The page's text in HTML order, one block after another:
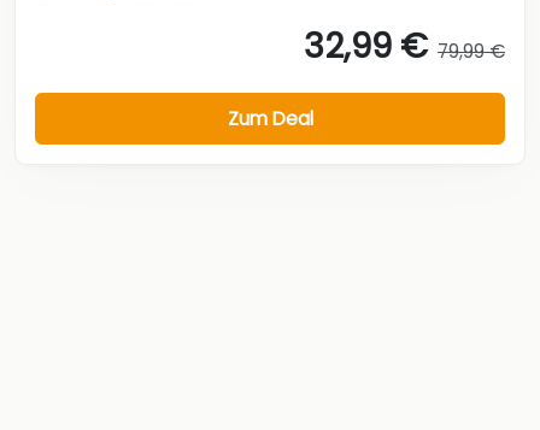
32,99 € 79,99 €
Zum Deal